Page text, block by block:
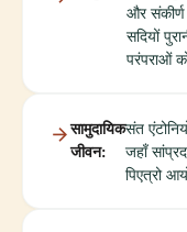
और
सदियों
परंपराओं
सामुदायिक
जीवन:
संत
जहाँ
पिएत्रो